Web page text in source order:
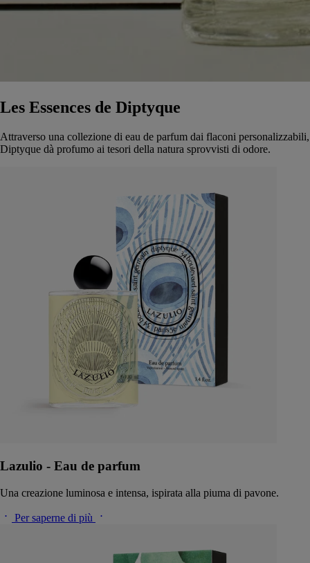
Les Essences de Diptyque
Attraverso una collezione di eau de parfum dai flaconi personalizzabili,
Diptyque dà profumo ai tesori della natura sprovvisti di odore.
Lazulio - Eau de parfum
Una creazione luminosa e intensa, ispirata alla piuma di pavone.
Per saperne di più